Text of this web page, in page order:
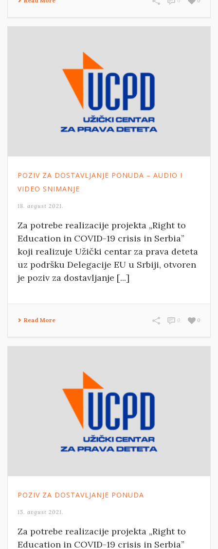
POZIV ZA DOSTAVLJANJE PONUDA – AUDIO I
VIDEO SNIMANJE
18. avgust 2021.
Za potrebe realizacije projekta „Right to
Education in COVID-19 crisis in Serbia”
koji realizuje Užički centar za prava deteta
uz podršku Delegacije EU u Srbiji, otvoren
je poziv za dostavljanje [...]
Read More 0
0
POZIV ZA DOSTAVLJANJE PONUDA
15. avgust 2021.
Za potrebe realizacije projekta „Right to
Education in COVID-19 crisis in Serbia”